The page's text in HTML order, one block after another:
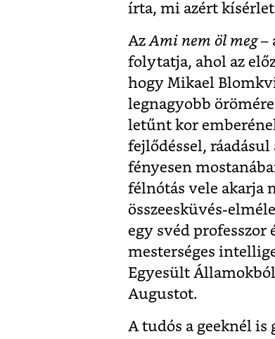
írta, mi azért
Az Ami nem öl meg–
folytatja, ahol az
hogy Mikael
legnagyobb
letűnt kor
fejlődéssel,
fényesen
félnótás vele akarja
összeesküvés-
egy svéd
mesterséges
Egyesült
Augustot.
A tudós a geeknél is